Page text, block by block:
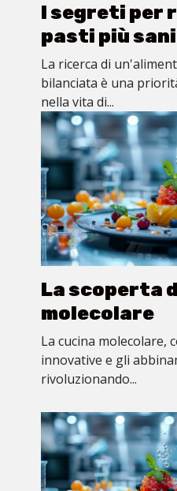
I segreti per
pasti più sani
La ricerca di
bilanciata è una
nella vita di...
La scoperta
molecolare
La cucina molecolare,
innovative e gli
rivoluzionando...